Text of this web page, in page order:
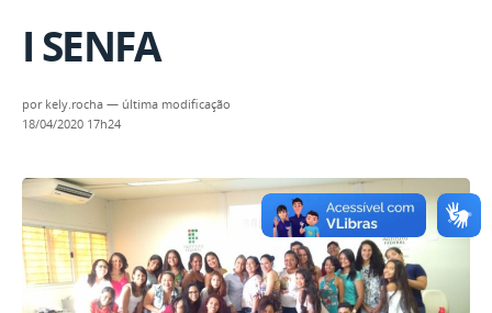
I SENFA
por kely.rocha — última modificação
18/04/2020 17h24